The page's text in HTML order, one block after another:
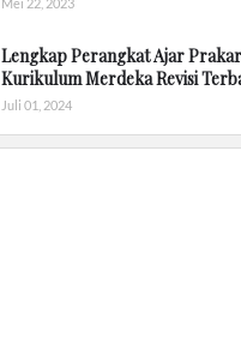
Mei 22, 2023
Lengkap Perangkat Ajar
Kurikulum Merdeka Revisi
Juli 01, 2024